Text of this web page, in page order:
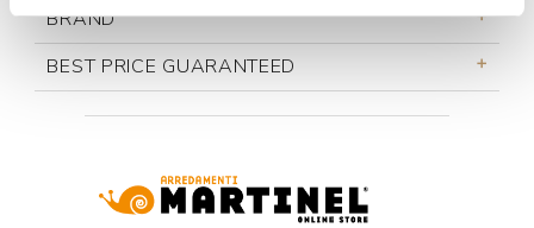
BRAND
BEST PRICE GUARANTEED